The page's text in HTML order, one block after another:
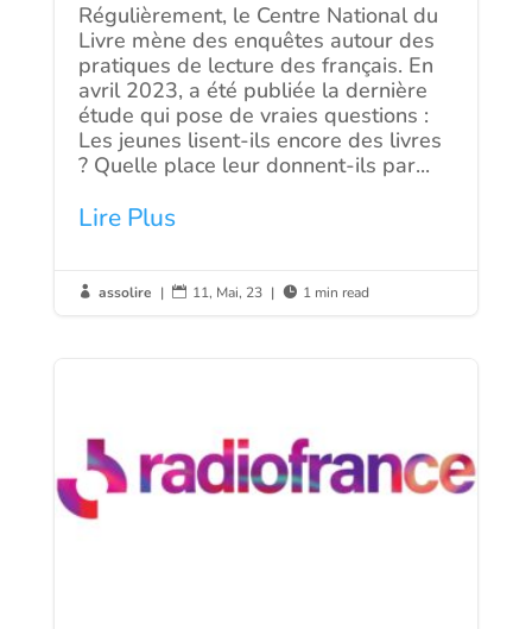
Régulièrement, le Centre National du
Livre mène des enquêtes autour des
pratiques de lecture des français. En
avril 2023, a été publiée la dernière
étude qui pose de vraies questions :
Les jeunes lisent-ils encore des livres
? Quelle place leur donnent-ils par...
Lire Plus
 assolire |  11, Mai, 23 |  1 min read